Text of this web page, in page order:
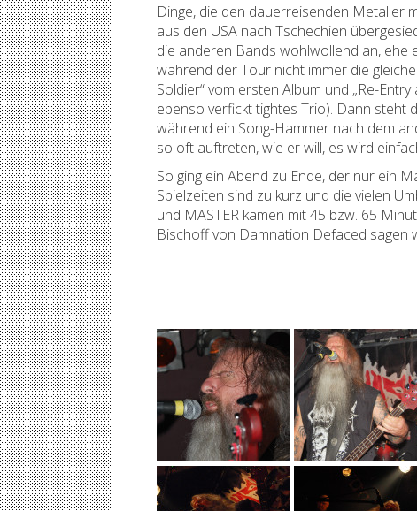
Dinge, die den dauerreisenden Metaller
aus den USA nach Tschechien
die anderen Bands wohlwollend an, ehe
während der Tour nicht immer die
Soldier“ vom ersten Album und „Re-
ebenso verfickt tightes Trio). Dann steht
während ein Song-Hammer nach dem
so oft auftreten, wie er will, es wird
So ging ein Abend zu Ende, der nur ein
Spielzeiten sind zu kurz und die vielen
und MASTER kamen mit 45 bzw. 65
Bischoff von Damnation Defaced sagen